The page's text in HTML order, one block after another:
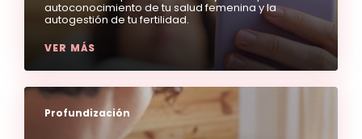
autoconocimiento de tu salud femenina y la
autogestión de tu fertilidad.
VER MÁS
Profundización